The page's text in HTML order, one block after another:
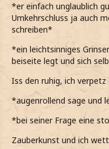
*er einfach unglaublich
Umkehrschluss ja auch
schreiben*
*ein leichtsinniges
beiseite legt und sich
Iss den ruhig, ich verpetz
*augenrollend sage und
*bei seiner Frage eine
Zauberkunst und ich